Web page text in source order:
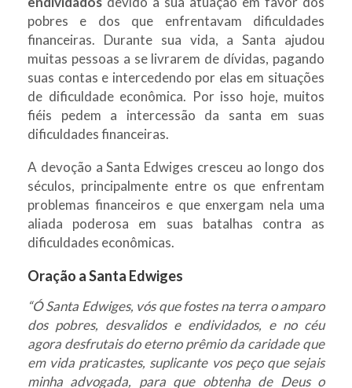
pobres e dos que enfrentavam dificuldades
financeiras. Durante sua vida, a Santa ajudou
muitas pessoas a se livrarem de dívidas, pagando
suas contas e intercedendo por elas em situações
de dificuldade econômica. Por isso hoje, muitos
fiéis pedem a intercessão da santa em suas
dificuldades financeiras.
A devoção a Santa Edwiges cresceu ao longo dos
séculos, principalmente entre os que enfrentam
problemas financeiros e que enxergam nela uma
aliada poderosa em suas batalhas contra as
dificuldades econômicas.
Oração a Santa Edwiges
“Ó Santa Edwiges, vós que fostes na terra o amparo
dos pobres, desvalidos e endividados, e no céu
agora desfrutais do eterno prêmio da caridade que
em vida praticastes, suplicante vos peço que sejais
minha advogada, para que obtenha de Deus o